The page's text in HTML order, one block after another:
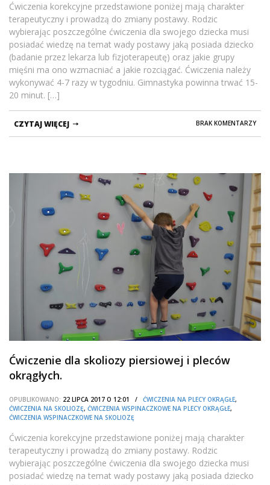
Ćwiczenia korekcyjne przedstawione poniżej mają charakter
terapeutyczny i prowadzą do zmiany postawy. Rodzic
wybierając poszczególne ćwiczenia dla swojego dziecka musi
posiadać wiedzę na temat wady postawy jaką posiada dziecko
(badanie przez lekarza lub fizjoterapeutę) oraz jakie grupy
mięśni ma ono wzmacniać a jakie rozciągać. Ćwiczenia należy
wykonywać 4-7 razy w tygodniu. Gimnastyka powinna trwać 15-
20 minut. […]
BRAK KOMENTARZY
CZYTAJ WIĘCEJ
Ćwiczenie dla skoliozy piersiowej i pleców
okrągłych.
OPUBLIKOWANO: 22 LIPCA 2017 O 12:01 / ĆWICZENIA NA PLECY OKRĄGŁE,
ĆWICZENIA NA SKOLIOZĘ, ĆWICZENIA WSPINACZKOWE NA PLECY OKRĄGŁE,
ĆWICZENIA WSPINACZKOWE NA SKOLIOZĘ
Ćwiczenia korekcyjne przedstawione poniżej mają charakter
terapeutyczny i prowadzą do zmiany postawy. Rodzic
wybierając poszczególne ćwiczenia dla swojego dziecka musi
posiadać wiedzę na temat wady postawy jaką posiada dziecko